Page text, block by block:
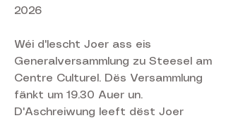
2026
Wéi d'lescht Joer ass eis
Generalversammlung zu Steesel am
Centre Culturel. Dës Versammlung
fänkt um 19.30 Auer un.
D'Aschreiwung leeft dëst Joer